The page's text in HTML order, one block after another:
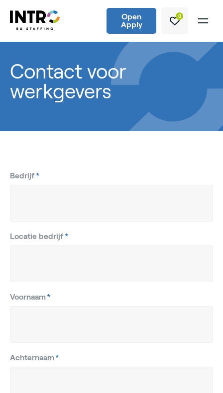
Open
Apply
0
Contact voor
werkgevers
Bedrijf*
Locatie bedrijf*
Voornaam*
Achternaam*